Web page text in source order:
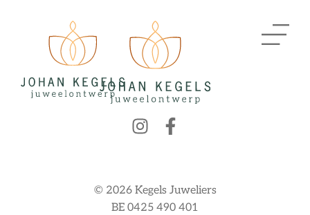
© 2026 Kegels Juweliers
BE 0425 490 401